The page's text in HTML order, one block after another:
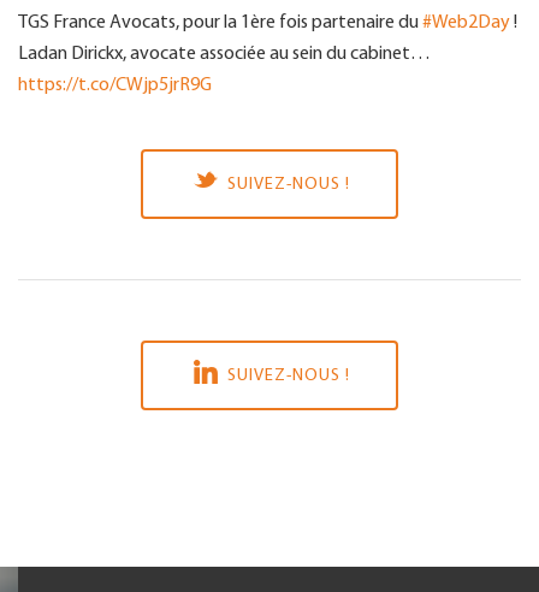
TGS France Avocats, pour la 1ère fois partenaire du#Web2Day!
Ladan Dirickx, avocate associée au sein du cabinet…
https://t.co/CWjp5jrR9G
SUIVEZ-NOUS !
SUIVEZ-NOUS !